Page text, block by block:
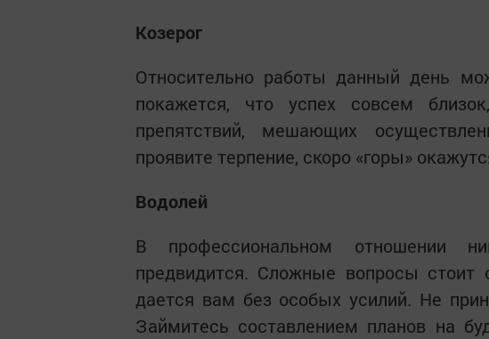
Козерог
Относительно работы данный день
покажется, что успех совсем
препятствий, мешающих
проявите терпение, скоро «горы»
Водолей
В профессиональном отношении
предвидится. Сложные вопросы стоит
дается вам без особых усилий. Не
Займитесь составлением планов на